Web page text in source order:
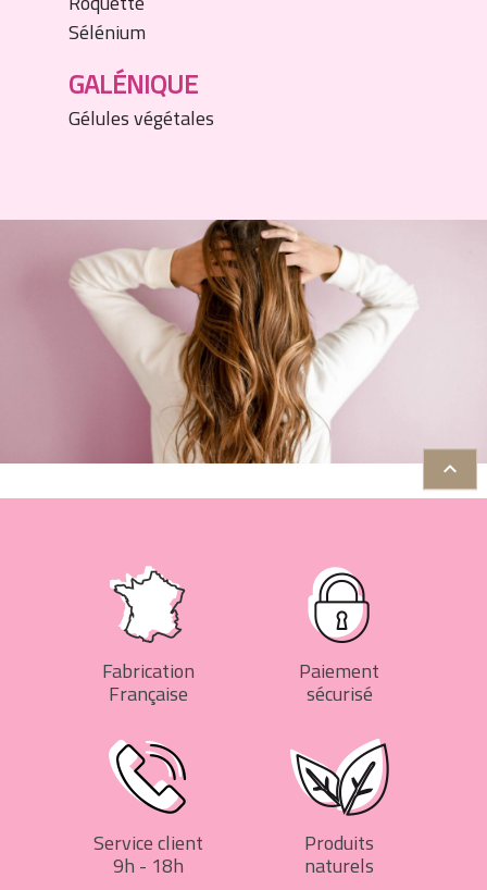
Sélénium
GALÉNIQUE
Gélules végétales

Fabrication
Française
Paiement
sécurisé
Service client
9h - 18h
Produits
naturels